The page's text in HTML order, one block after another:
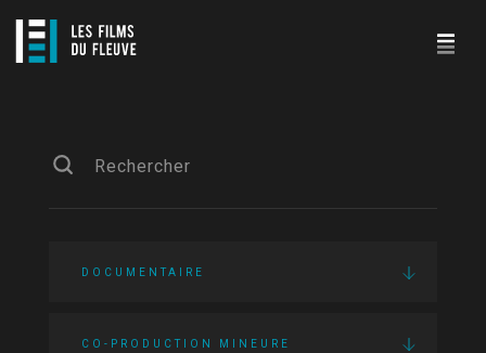
DOCUMENTAIRE
CO-PRODUCTION MINEURE